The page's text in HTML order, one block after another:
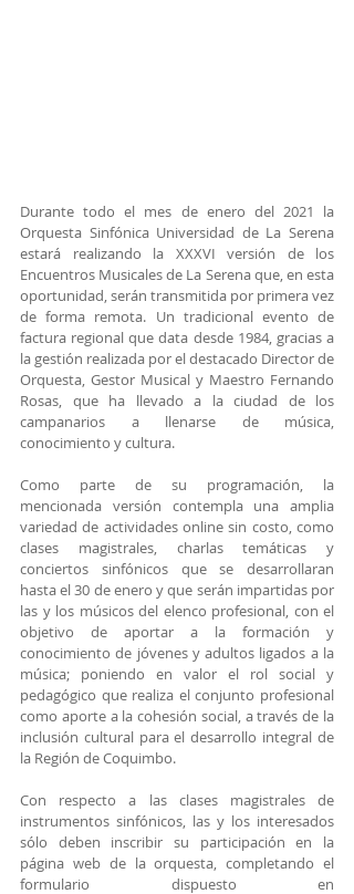
Durante todo el mes de enero del 2021 la
Orquesta Sinfónica Universidad de La Serena
estará realizando la XXXVI versión de los
Encuentros Musicales de La Serena que, en esta
oportunidad, serán transmitida por primera vez
de forma remota. Un tradicional evento de
factura regional que data desde 1984, gracias a
la gestión realizada por el destacado Director de
Orquesta, Gestor Musical y Maestro Fernando
Rosas, que ha llevado a la ciudad de los
campanarios a llenarse de música,
conocimiento y cultura.
Como parte de su programación, la
mencionada versión contempla una amplia
variedad de actividades online sin costo, como
clases magistrales, charlas temáticas y
conciertos sinfónicos que se desarrollaran
hasta el 30 de enero y que serán impartidas por
las y los músicos del elenco profesional, con el
objetivo de aportar a la formación y
conocimiento de jóvenes y adultos ligados a la
música; poniendo en valor el rol social y
pedagógico que realiza el conjunto profesional
como aporte a la cohesión social, a través de la
inclusión cultural para el desarrollo integral de
la Región de Coquimbo.
Con respecto a las clases magistrales de
instrumentos sinfónicos, las y los interesados
sólo deben inscribir su participación en la
página web de la orquesta, completando el